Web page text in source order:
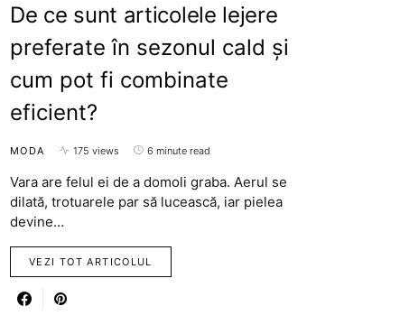
De ce sunt articolele lejere
preferate în sezonul cald și
cum pot fi combinate
eficient?
MODA 175 views 6 minute read
Vara are felul ei de a domoli graba. Aerul se
dilată, trotuarele par să lucească, iar pielea
devine…
VEZI TOT ARTICOLUL